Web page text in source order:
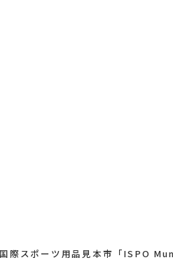
際スポーツ用品見本市「ISPO